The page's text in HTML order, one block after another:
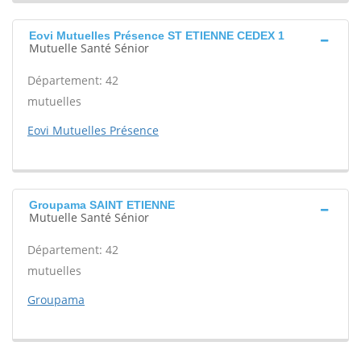
Eovi Mutuelles Présence ST ETIENNE CEDEX 1
Mutuelle Santé Sénior
Département: 42
mutuelles
Eovi Mutuelles Présence
Groupama SAINT ETIENNE
Mutuelle Santé Sénior
Département: 42
mutuelles
Groupama